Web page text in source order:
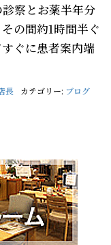
察とお薬半年分
の間約1時間半ぐ
ぐに患者案内端
長 カテゴリー: ブログ